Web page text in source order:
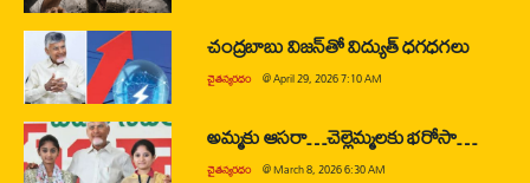
చంద్రబాబు విజన్‌తో విద్యుత్ ధగధగలు
చైతన్యరధం @April 29, 2026 7:10 AM
అమ్మకు ఆసరా…చెల్లెమ్మలకు భరోసా…
చైతన్యరధం @March 8, 2026 6:30 AM